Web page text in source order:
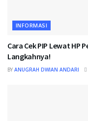
INFORMASI
Cara Cek PIP Lewat HP
Langkahnya!
BY ANUGRAH DWIAN ANDARI